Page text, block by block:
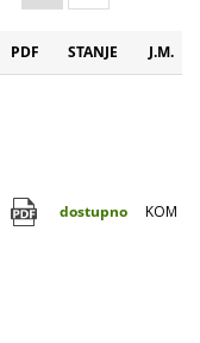
PDF STANJE J.M.
dostupno KOM